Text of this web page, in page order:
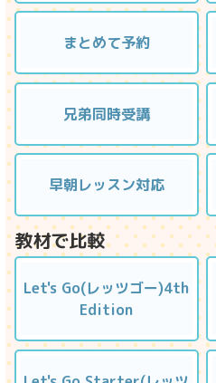
まとめて予約
兄弟同時受講
早朝レッスン対応
教材で比較
Let's Go(レッツゴー)4th
Edition